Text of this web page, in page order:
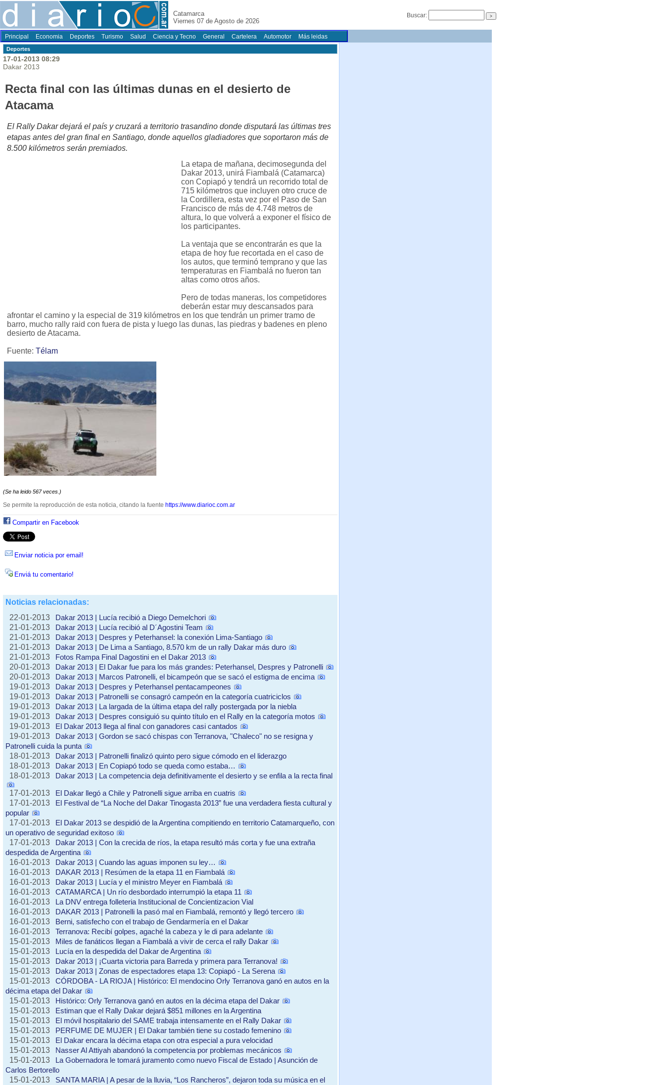
Catamarca
Viernes 07 de Agosto de 2026
Buscar:
Principal Economia Deportes Turismo Salud Ciencia y Tecno General Cartelera Automotor Más leidas
Deportes
17-01-2013 08:29
Dakar 2013
Recta final con las últimas dunas en el desierto de
Atacama
El Rally Dakar dejará el país y cruzará a territorio trasandino donde disputará las últimas tres
etapas antes del gran final en Santiago, donde aquellos gladiadores que soportaron más de
8.500 kilómetros serán premiados.
La etapa de mañana, decimosegunda del
Dakar 2013, unirá Fiambalá (Catamarca)
con Copiapó y tendrá un recorrido total de
715 kilómetros que incluyen otro cruce de
la Cordillera, esta vez por el Paso de San
Francisco de más de 4.748 metros de
altura, lo que volverá a exponer el físico de
los participantes.
La ventaja que se encontrarán es que la
etapa de hoy fue recortada en el caso de
los autos, que terminó temprano y que las
temperaturas en Fiambalá no fueron tan
altas como otros años.
Pero de todas maneras, los competidores
deberán estar muy descansados para
afrontar el camino y la especial de 319 kilómetros en los que tendrán un primer tramo de
barro, mucho rally raid con fuera de pista y luego las dunas, las piedras y badenes en pleno
desierto de Atacama.
Fuente: Télam
(Se ha leido 567 veces.)
Se permite la reproducción de esta noticia, citando la fuente https://www.diarioc.com.ar
Compartir en Facebook
Enviar noticia por email!
Enviá tu comentario!
Noticias relacionadas:
22-01-2013
Dakar 2013 | Lucía recibió a Diego Demelchori
21-01-2013
Dakar 2013 | Lucía recibió al D´Agostini Team
21-01-2013
Dakar 2013 | Despres y Peterhansel: la conexión Lima-Santiago
21-01-2013
Dakar 2013 | De Lima a Santiago, 8.570 km de un rally Dakar más duro
21-01-2013
Fotos Rampa Final Dagostini en el Dakar 2013
20-01-2013
Dakar 2013 | El Dakar fue para los más grandes: Peterhansel, Despres y Patronelli
20-01-2013
Dakar 2013 | Marcos Patronelli, el bicampeón que se sacó el estigma de encima
19-01-2013
Dakar 2013 | Despres y Peterhansel pentacampeones
19-01-2013
Dakar 2013 | Patronelli se consagró campeón en la categoría cuatriciclos
19-01-2013
Dakar 2013 | La largada de la última etapa del rally postergada por la niebla
19-01-2013
Dakar 2013 | Despres consiguió su quinto título en el Rally en la categoría motos
19-01-2013
El Dakar 2013 llega al final con ganadores casi cantados
19-01-2013
Dakar 2013 | Gordon se sacó chispas con Terranova, "Chaleco" no se resigna y
Patronelli cuida la punta
18-01-2013
Dakar 2013 | Patronelli finalizó quinto pero sigue cómodo en el liderazgo
18-01-2013
Dakar 2013 | En Copiapó todo se queda como estaba…
18-01-2013
Dakar 2013 | La competencia deja definitivamente el desierto y se enfila a la recta final
17-01-2013
El Dakar llegó a Chile y Patronelli sigue arriba en cuatris
17-01-2013
El Festival de “La Noche del Dakar Tinogasta 2013” fue una verdadera fiesta cultural y
popular
17-01-2013
El Dakar 2013 se despidió de la Argentina compitiendo en territorio Catamarqueño, con
un operativo de seguridad exitoso
17-01-2013
Dakar 2013 | Con la crecida de ríos, la etapa resultó más corta y fue una extraña
despedida de Argentina
16-01-2013
Dakar 2013 | Cuando las aguas imponen su ley…
16-01-2013
DAKAR 2013 | Resúmen de la etapa 11 en Fiambalá
16-01-2013
Dakar 2013 | Lucía y el ministro Meyer en Fiambalá
16-01-2013
CATAMARCA | Un río desbordado interrumpió la etapa 11
16-01-2013
La DNV entrega folleteria Institucional de Concientizacion Vial
16-01-2013
DAKAR 2013 | Patronelli la pasó mal en Fiambalá, remontó y llegó tercero
16-01-2013
Berni, satisfecho con el trabajo de Gendarmería en el Dakar
16-01-2013
Terranova: Recibí golpes, agaché la cabeza y le di para adelante
15-01-2013
Miles de fanáticos llegan a Fiambalá a vivir de cerca el rally Dakar
15-01-2013
Lucía en la despedida del Dakar de Argentina
15-01-2013
Dakar 2013 | ¡Cuarta victoria para Barreda y primera para Terranova!
15-01-2013
Dakar 2013 | Zonas de espectadores etapa 13: Copiapó - La Serena
15-01-2013
CÓRDOBA - LA RIOJA | Histórico: El mendocino Orly Terranova ganó en autos en la
décima etapa del Dakar
15-01-2013
Histórico: Orly Terranova ganó en autos en la décima etapa del Dakar
15-01-2013
Estiman que el Rally Dakar dejará $851 millones en la Argentina
15-01-2013
El móvil hospitalario del SAME trabaja intensamente en el Rally Dakar
15-01-2013
PERFUME DE MUJER | El Dakar también tiene su costado femenino
15-01-2013
El Dakar encara la décima etapa con otra especial a pura velocidad
15-01-2013
Nasser Al Attiyah abandonó la competencia por problemas mecánicos
15-01-2013
La Gobernadora le tomará juramento como nuevo Fiscal de Estado | Asunción de
Carlos Bertorello
15-01-2013
SANTA MARIA | A pesar de la lluvia, “Los Rancheros”, dejaron toda su música en el